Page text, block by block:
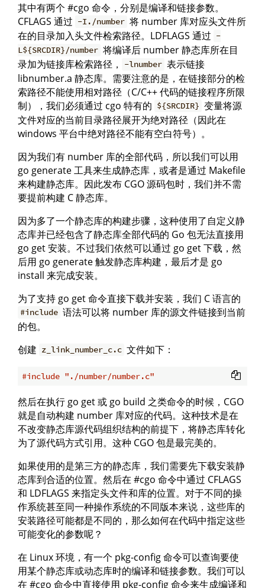
其中有两个 #cgo 命令，分别是编译和链接参数。
CFLAGS 通过 -I./number 将 number 库对应头文件所
在的目录加入头文件检索路径。LDFLAGS 通过 -
L${SRCDIR}/number 将编译后 number 静态库所在目
录加为链接库检索路径，
-lnumber 表示链接
libnumber.a 静态库。需要注意的是，在链接部分的检
索路径不能使用相对路径（C/C++ 代码的链接程序所限
制），我们必须通过 cgo 特有的 ${SRCDIR} 变量将源
文件对应的当前目录路径展开为绝对路径（因此在
windows 平台中绝对路径不能有空白符号）。
因为我们有 number 库的全部代码，所以我们可以用
go generate 工具来生成静态库，或者是通过 Makefile
来构建静态库。因此发布 CGO 源码包时，我们并不需
要提前构建 C 静态库。
因为多了一个静态库的构建步骤，这种使用了自定义静
态库并已经包含了静态库全部代码的 Go 包无法直接用
go get 安装。不过我们依然可以通过 go get 下载，然
后用 go generate 触发静态库构建，最后才是 go
install 来完成安装。
为了支持 go get 命令直接下载并安装，我们 C 语言的
#include 语法可以将 number 库的源文件链接到当前
的包。
创建 z_link_number_c.c 文件如下：
#include "./number/number.c"
然后在执行 go get 或 go build 之类命令的时候，CGO
就是自动构建 number 库对应的代码。这种技术是在
不改变静态库源代码组织结构的前提下，将静态库转化
为了源代码方式引用。这种 CGO 包是最完美的。
如果使用的是第三方的静态库，我们需要先下载安装静
态库到合适的位置。然后在 #cgo 命令中通过 CFLAGS
和 LDFLAGS 来指定头文件和库的位置。对于不同的操
作系统甚至同一种操作系统的不同版本来说，这些库的
安装路径可能都是不同的，那么如何在代码中指定这些
可能变化的参数呢？
在 Linux 环境，有一个 pkg-config 命令可以查询要使
用某个静态库或动态库时的编译和链接参数。我们可以
在 #cgo 命令中直接使用 pkg-config 命令来生成编译和